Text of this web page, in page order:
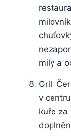
milý‍ a
Grill
‌v
kuře za